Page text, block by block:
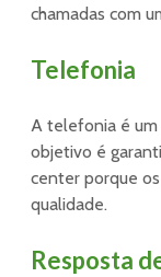
chamadas com
Telefonia
A telefonia é um
objetivo é
center porque
qualidade.
Resposta